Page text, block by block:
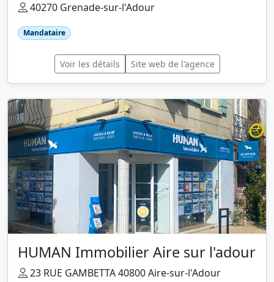
40270 Grenade-sur-l'Adour
Mandataire
Voir les détails Site web de l'agence
HUMAN Immobilier Aire sur l'adour
23 RUE GAMBETTA 40800 Aire-sur-l'Adour